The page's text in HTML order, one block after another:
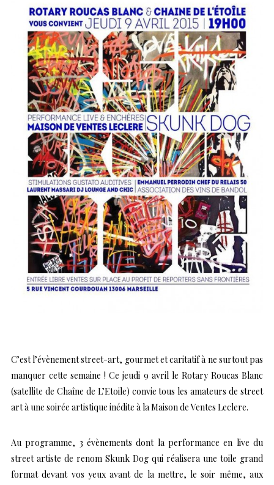
C’est l’évènement street-art, gourmet et caritatif à ne surtout pas
manquer cette semaine ! Ce jeudi 9 avril le Rotary Roucas Blanc
(satellite de Chaîne de L’Etoile) convie tous les amateurs de street
art à une soirée artistique inédite à laMaison de Ventes Leclere.
Au programme, 3 évènements dont la performance en live du
street artiste de renom Skunk Dog qui réalisera une toile grand
format devant vos yeux avant de la mettre, le soir même, aux